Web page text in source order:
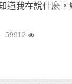
道我在說什麼，
59912